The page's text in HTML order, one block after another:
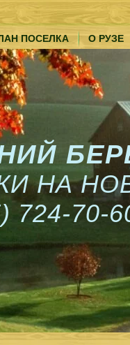
ПОСЕЛКА О РУЗЕ
НА
724-70-